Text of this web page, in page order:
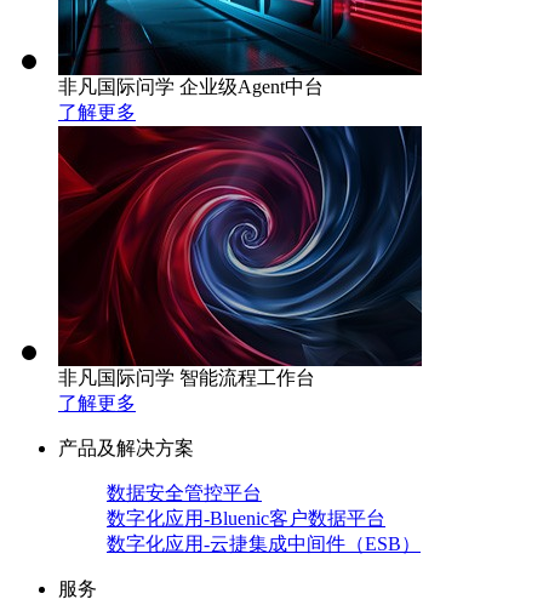
非凡国际问学 企业级Agent中台
了解更多
非凡国际问学 智能流程工作台
了解更多
产品及解决方案
数据安全管控平台
数字化应用-Bluenic客户数据平台
数字化应用-云捷集成中间件（ESB）
服务